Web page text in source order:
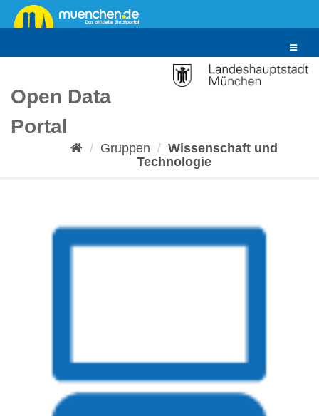
Überspringen
zum
Toggle
Open Data
Portal
Gruppen
Wissenschaft und
Technologie